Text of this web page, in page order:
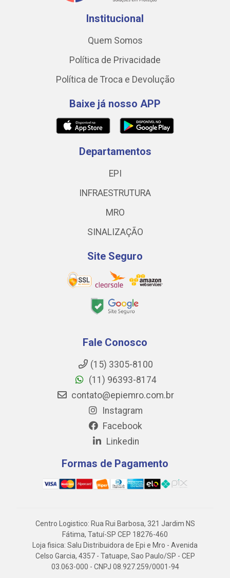
Institucional
Quem Somos
Política de Privacidade
Política de Troca e Devolução
Baixe já nosso APP
Departamentos
EPI
INFRAESTRUTURA
MRO
SINALIZAÇÃO
Site Seguro
Fale Conosco
(15) 3305-8100
(11) 96393-8174
contato@epiemro.com.br
Instagram
Facebook
Linkedin
Formas de Pagamento
Centro Logistico: Rua Rui Barbosa, 321 Jardim NS
Fátima, Tatuí-SP CEP 18276-460
Loja fisica: Salu Distribuidora de Epi e Mro - Avenida
Celso Garcia, 4357 - Tatuape, Sao Paulo/SP - CEP
03.063-000 - CNPJ 08.927.259/0001-94